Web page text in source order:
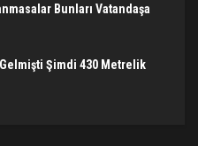
Bunları Vatandaşa
Şimdi 430 Metrelik